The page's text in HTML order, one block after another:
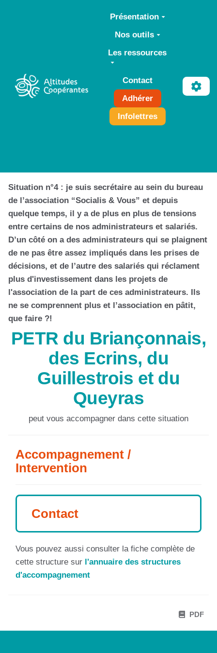
Aller au contenu principal
Présentation
Nos outils
Les ressources
Contact
Adhérer
Infolettres
Situation n°4 : je suis secrétaire au sein du bureau
de l’association “Socialis & Vous” et depuis
quelque temps, il y a de plus en plus de tensions
entre certains de nos administrateurs et salariés.
D’un côté on a des administrateurs qui se plaignent
de ne pas être assez impliqués dans les prises de
décisions, et de l’autre des salariés qui réclament
plus d'investissement dans les projets de
l'association de la part de ces administrateurs. Ils
ne se comprennent plus et l’association en pâtit,
que faire ?!
PETR du Briançonnais,
des Ecrins, du
Guillestrois et du
Queyras
peut vous accompagner dans cette situation
Accompagnement /
Intervention
Contact
Vous pouvez aussi consulter la fiche complète de
cette structure sur l'annuaire des structures
d'accompagnement
PDF